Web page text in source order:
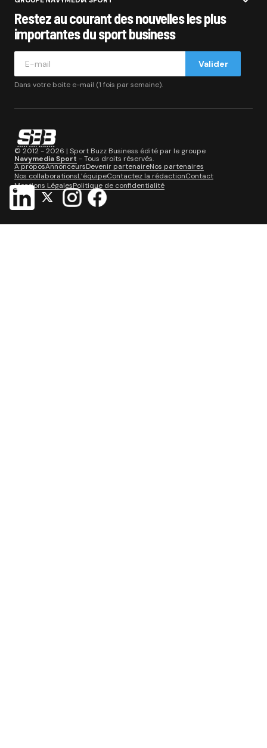
Restez au courant des nouvelles les plus
importantes du sport business
Valider
Dans votre boite e-mail (1 fois par semaine).
© 2012 - 2026 | Sport Buzz Business édité par le groupe
Navymedia Sport - Tous droits réservés.
A proposAnnonceursDevenir partenaireNos partenaires
Nos collaborationsL’équipeContactez la rédactionContact
Mentions LégalesPolitique de confidentialité